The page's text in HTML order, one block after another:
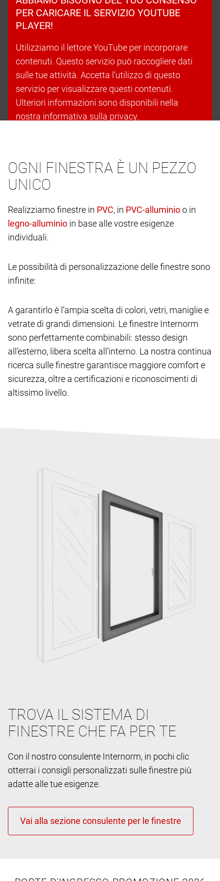
PER CARICARE IL SERVIZIO YOUTUBE
PLAYER!
Utilizziamo il lettore YouTube per incorporare
contenuti. Questo servizio può raccogliere dati
sulle tue attività. Accetta l’utilizzo di questo
servizio per visualizzare questi contenuti.
Ulteriori informazioni sono disponibili nella
nostra informativa sulla privacy.
OGNI FINESTRA È UN PEZZO
UNICO
Realizziamo finestre in , in
o in
in base alle vostre esigenze
individuali.
Le possibilità di personalizzazione delle finestre sono
infinite:
A garantirlo è l’ampia scelta di colori, vetri, maniglie e
vetrate di grandi dimensioni. Le finestre Internorm
sono perfettamente combinabili: stesso design
all’esterno, libera scelta all’interno. La nostra continua
ricerca sulle finestre garantisce maggiore comfort e
sicurezza, oltre a certificazioni e riconoscimenti di
altissimo livello.
TROVA IL SISTEMA DI
FINESTRE CHE FA PER TE
Con il nostro consulente Internorm, in pochi clic
otterrai i consigli personalizzati sulle finestre più
adatte alle tue esigenze.